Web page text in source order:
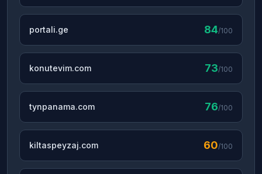
portali.ge 84/100
konutevim.com 73/100
tynpanama.com 76/100
kiltaspeyzaj.com 60/100